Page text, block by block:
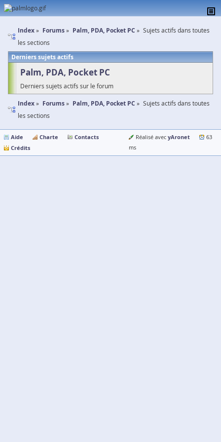
Index Forums Palm, PDA, Pocket PC
Sujets actifs dans toutes
les sections
Derniers sujets actifs
Palm, PDA, Pocket PC
Derniers sujets actifs sur le forum
Index Forums Palm, PDA, Pocket PC
Sujets actifs dans toutes
les sections
Aide Charte
Contacts
Crédits
Réalisé avec yAronet
63
ms